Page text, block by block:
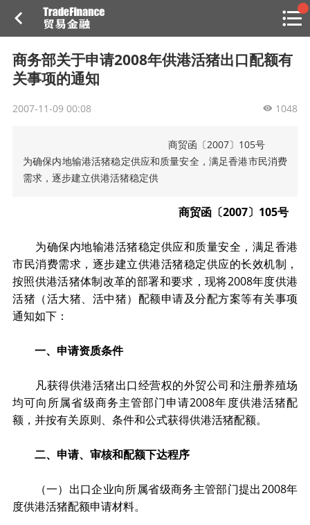
商务部关于申请2008年供港活猪出口配额有
关事项的通知
2007-11-09 00:08 1048
商贸函〔2007〕105号
为确保内地输港活猪稳定供应和质量安全，满足香港市民消费
需求，逐步建立供港活猪稳定供
商贸函〔2007〕105号
为确保内地输港活猪稳定供应和质量安全，满足香港
市民消费需求，逐步建立供港活猪稳定供应的长效机制，
按照供港活猪体制改革的部署和要求，现将2008年度供港
活猪（活大猪、活中猪）配额申请及分配方案等有关事项
通知如下：
一、申请资质条件
凡获得供港活猪出口经营权的外贸公司和注册养殖场
均可向所属省级商务主管部门申请2008年度供港活猪配
额，并按有关原则、条件和公式获得供港活猪配额。
二、申请、审核和配额下达程序
（一）出口企业向所属省级商务主管部门提出2008年
度供港活猪配额申请材料。
热
点
栏
目
贸金说图
专家投稿
贸金招聘
贸金微博
贸金书店
贸金投融（投融资信息平台）
活动
消息
我的
贸金公众号
贸金APP